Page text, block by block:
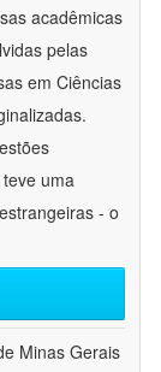
acadêmicas
pelas
em Ciências
uma
- o
Minas Gerais